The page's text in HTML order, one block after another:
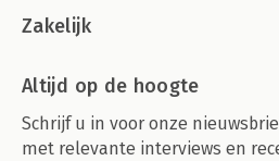
Zakelijk
Altijd op de hoogte
Schrijf u in voor onze
met relevante interviews en